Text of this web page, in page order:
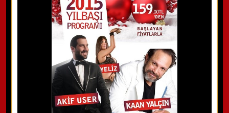
Hemen Arayın
Detaylı Bilgi Alın